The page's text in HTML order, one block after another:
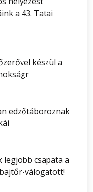
a 43. Tatai
készül a
edzőtáboroznak
legjobb csapata a
válogatott!